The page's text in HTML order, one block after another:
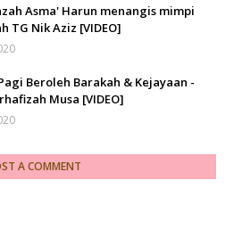
Asma' Harun menangis mimpi
TG Nik Aziz [VIDEO]
Beroleh Barakah & Kejayaan -
Musa [VIDEO]
A COMMENT